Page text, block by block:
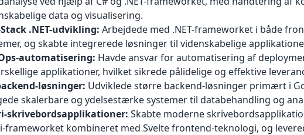
data og visualisering.
.NET-udvikling: Arbejdede med .NET-frameworket i både
og skabte integrerede løsninger til videnskabelige
automatisering: Havde ansvar for automatisering af
applikationer, hvilket sikrede pålidelige og effektive
løsninger: Udviklede større backend-løsninger primært i
skalerbare og ydelsestærke systemer til databehandling og
skrivebordsapplikationer: Skabte moderne
frameworket kombineret med Svelte frontend-teknologi, og